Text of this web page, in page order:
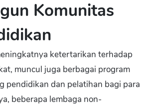
Komunitas
ketertarikan terhadap
muncul juga berbagai program
pendidikan dan pelatihan bagi para
beberapa lembaga non-